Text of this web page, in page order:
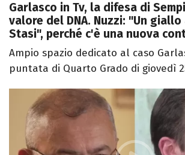
Garlasco in Tv, la difesa di
valore del DNA. Nuzzi: "Un
Stasi", perché c'è una nuova
Ampio spazio dedicato al caso
puntata di Quarto Grado di giovedì